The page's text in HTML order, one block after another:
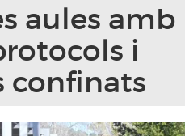
aules amb
i
confinats